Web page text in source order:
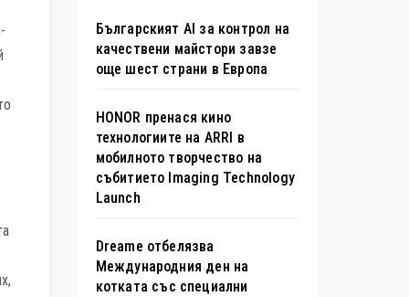
Българският AI за контрол на
качествени майстори завзе
още шест страни в Европа
HONOR пренася кино
технологиите на ARRI в
мобилното творчество на
събитието Imaging Technology
Launch
Dreame отбелязва
Международния ден на
котката със специални